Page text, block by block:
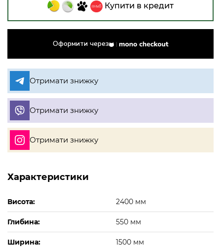
Купити в кредит
Оформити через
Отримати знижку
Отримати знижку
Отримати знижку
Характеристики
Висота: 2400 мм
Глибина: 550 мм
Ширина: 1500 мм